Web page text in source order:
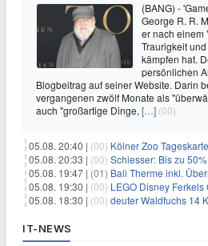
(BANG) -
George R. R.
er nach einem
Traurigkeit
kämpfen hat.
persönlichen
Blogbeitrag auf seiner Website. Darin
vergangenen zwölf Monate als
auch "großartige Dinge, […] (00)
05.08. 20:40 | (00) Kölner Zoo Tageskarte mit Rabatt
05.08. 20:33 | (00) Schiesser: Bis zu 50%
05.08. 19:47 | (01) Bali Therme inkl. Übernachtung &
05.08. 19:30 | (00) LEGO Disney Ferkels
05.08. 18:30 | (00) deuter Waldfuchs 14
IT-NEWS